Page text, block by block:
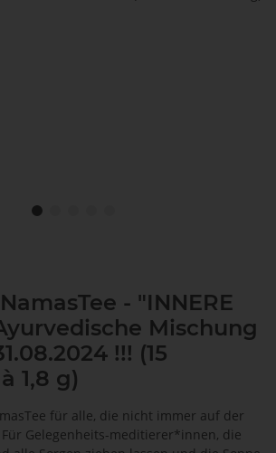
- "INNERE
Mischung
!!! (15
1,8 g)
für alle, die nicht immer auf der
Gelegenheits-meditierer*innen, die